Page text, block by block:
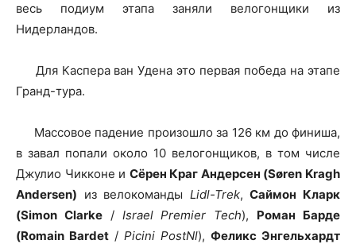
весь подиум этапа заняли велогонщики из
Нидерландов.
Для Каспера ван Удена это первая победа на этапе
Гранд-тура.
Массовое падение произошло за 126 км до финиша,
в завал попали около 10 велогонщиков, в том числе
Джулио Чикконе и Сёрен Краг Андерсен (Søren Kragh
Andersen) из велокоманды Lidl-Trek,Саймон Кларк
(Simon Clarke/ Israel Premier Tech), Роман Барде
(Romain Bardet / Picini PostNl), Феликс Энгельхардт